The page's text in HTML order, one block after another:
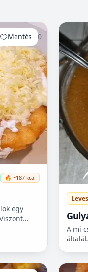
Mentés 0
🔥 ~187 kcal
egy
A mi